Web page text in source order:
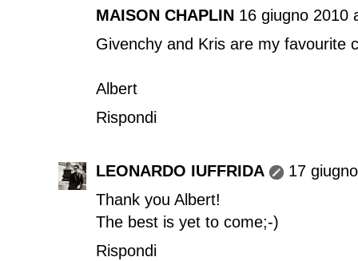
MAISON CHAPLIN 16 giugno 2010
Givenchy and Kris are my favourite
Albert
Rispondi
LEONARDO IUFFRIDA
17
Thank you Albert!
The best is yet to come;-)
Rispondi